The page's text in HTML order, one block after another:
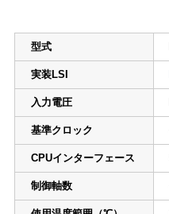
型式
実装LSI
入力電圧
基準クロック
CPUインターフェース
制御軸数